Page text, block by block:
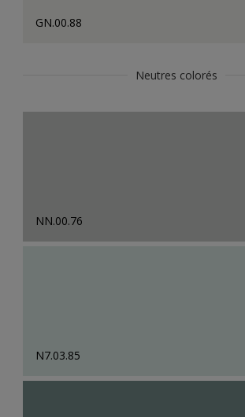
GN.00.88
Neutres colorés
NN.00.76
N7.03.85